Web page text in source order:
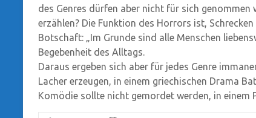
des Genres dürfen aber nicht für sich genommen
erzählen? Die Funktion des Horrors ist,
Botschaft: „Im Grunde sind alle Menschen
Begebenheit des Alltags.
Daraus ergeben sich aber für jedes Genre
Lacher erzeugen, in einem griechischen Drama
Komödie sollte nicht gemordet werden, in einem